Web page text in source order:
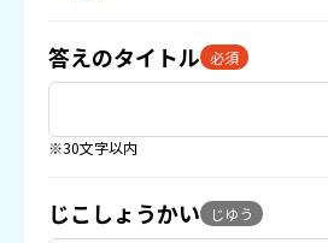
答えのタイトル 必須
※30文字以内
じこしょうかい じゆう